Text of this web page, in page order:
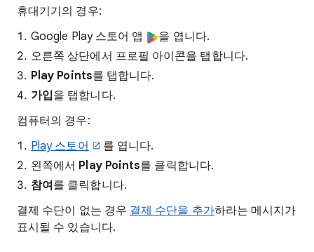
휴대기기의 경우:
Google Play 스토어 앱
을 엽니다.
오른쪽 상단에서 프로필 아이콘을 탭합니다.
Play Points를 탭합니다.
가입을 탭합니다.
컴퓨터의 경우:
Play 스토어
를 엽니다.
왼쪽에서 Play Points를 클릭합니다.
참여 를 클릭합니다.
결제 수단이 없는 경우 결제 수단을 추가하라는 메시지가
표시될 수 있습니다.